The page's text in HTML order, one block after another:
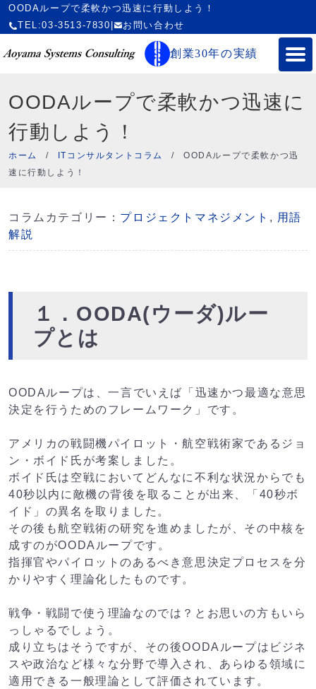
OODAループで柔軟かつ迅速に行動しよう！
TEL:03-3513-7830
お問い合わせ
創業30年の実績
OODAループで柔軟かつ迅速に
行動しよう！
ホーム / ITコンサルタントコラム /OODAループで柔軟かつ迅
速に行動しよう！
コラムカテゴリー： プロジェクトマネジメント , 用語
解説
１．OODA(ウーダ)ルー
プとは
OODAループは、一言でいえば「迅速かつ最適な意思
決定を行うためのフレームワーク」です。
アメリカの戦闘機パイロット・航空戦術家であるジョ
ン・ボイド氏が考案しました。
ボイド氏は空戦においてどんなに不利な状況からでも
40秒以内に敵機の背後を取ることが出来、「40秒ボ
イド」の異名を取りました。
その後も航空戦術の研究を進めましたが、その中核を
成すのがOODAループです。
指揮官やパイロットのあるべき意思決定プロセスを分
かりやすく理論化したものです。
戦争・戦闘で使う理論なのでは？とお思いの方もいら
っしゃるでしょう。
成り立ちはそうですが、その後OODAループはビジネ
スや政治など様々な分野で導入され、あらゆる領域に
適用できる一般理論として評価されています。